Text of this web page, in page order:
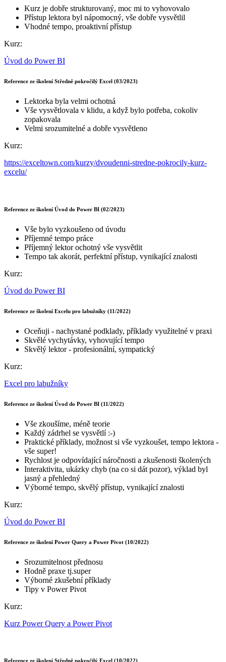
Kurz je dobře strukturovaný, moc mi to vyhovovalo
Přístup lektora byl nápomocný, vše dobře vysvětlil
Vhodné tempo, proaktivní přístup
Kurz:
Úvod do Power BI
Reference ze školení Středně pokročilý Excel (03/2023)
Lektorka byla velmi ochotná
Vše vysvětlovala v klidu, a když bylo potřeba, cokoliv
zopakovala
Velmi srozumitelné a dobře vysvětleno
Kurz:
https://exceltown.com/kurzy/dvoudenni-stredne-pokrocily-kurz-
excelu/
Reference ze školení Úvod do Power BI (02/2023)
Vše bylo vyzkoušeno od úvodu
Příjemné tempo práce
Příjemný lektor ochotný vše vysvětlit
Tempo tak akorát, perfektní přístup, vynikající znalosti
Kurz:
Úvod do Power BI
Reference ze školení Excelu pro labužníky (11/2022)
Oceňuji - nachystané podklady, příklady využitelné v praxi
Skvělé vychytávky, vyhovující tempo
Skvělý lektor - profesionální, sympatický
Kurz:
Excel pro labužníky
Reference ze školení Úvod do Power BI (11/2022)
Vše zkoušíme, méně teorie
Každý zádrhel se vysvětlí :-)
Praktické příklady, možnost si vše vyzkoušet, tempo lektora -
vše super!
Rychlost je odpovídající náročnosti a zkušenosti školených
Interaktivita, ukázky chyb (na co si dát pozor), výklad byl
jasný a přehledný
Výborné tempo, skvělý přístup, vynikající znalosti
Kurz:
Úvod do Power BI
Reference ze školení Power Query a Power Pivot (10/2022)
Srozumitelnost přednosu
Hodně praxe tj.super
Výborné zkušební příklady
Tipy v Power Pivot
Kurz:
Kurz Power Query a Power Pivot
Reference ze školení Středně pokročilý Excel (10/2022)